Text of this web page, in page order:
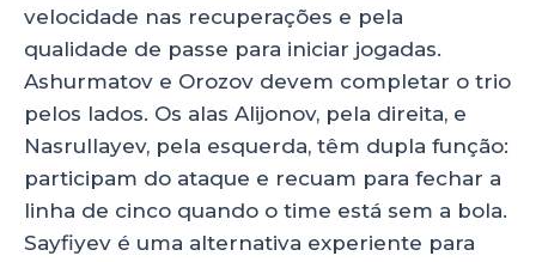
velocidade nas recuperações e pela
qualidade de passe para iniciar jogadas.
Ashurmatov e Orozov devem completar o trio
pelos lados. Os alas Alijonov, pela direita, e
Nasrullayev, pela esquerda, têm dupla função:
participam do ataque e recuam para fechar a
linha de cinco quando o time está sem a bola.
Sayfiyev é uma alternativa experiente para